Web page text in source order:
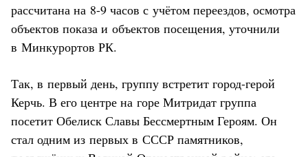
рассчитана на 8-9 часов с учётом переездов, осмотра
объектов показа и объектов посещения, уточнили
в Минкурортов РК.
Так, в первый день, группу встретит город-герой
Керчь. В его центре на горе Митридат группа
посетит Обелиск Славы Бессмертным Героям. Он
стал одним из первых в СССР памятников,